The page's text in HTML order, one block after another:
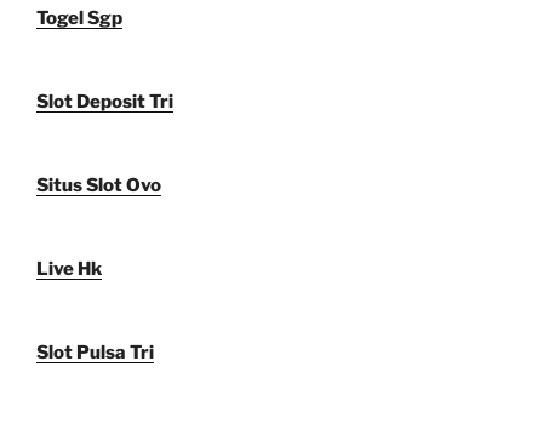
Togel Sgp
Slot Deposit Tri
Situs Slot Ovo
Live Hk
Slot Pulsa Tri